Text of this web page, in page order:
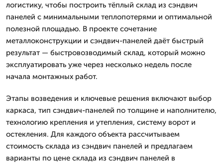
логистику, чтобы построить тёплый склад из сэндвич
панелей с минимальными теплопотерями и оптимальной
полезной площадью. В проекте сочетание
металлоконструкции и сэндвич-панелей даёт быстрый
результат — быстровозводимый склад, который можно
эксплуатировать уже через несколько недель после
начала монтажных работ.
Этапы возведения и ключевые решения включают выбор
каркаса, тип сэндвич-панелей по толщине и наполнителю,
технологию крепления и утепления, систему ворот и
остекления. Для каждого объекта рассчитываем
стоимость склада из сэндвич панелей и предлагаем
варианты по цене склада из сэндвич панелей в